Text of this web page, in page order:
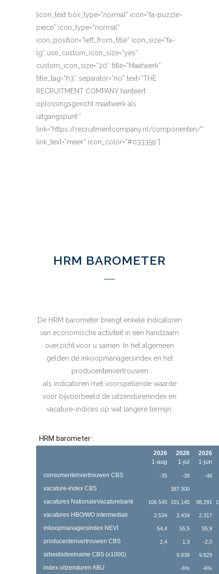
[icon_text box_type=”normal” icon=”fa-puzzle-
piece” icon_type=”normal”
icon_position=”left_from_title” icon_size=”fa-
lg” use_custom_icon_size=”yes”
custom_icon_size=”20″ title=”Maatwerk”
title_tag=”h3″ separator=”no” text=”THE
RECRUITMENT COMPANY hanteert
oplossingsgericht maatwerk als
uitgangspunt:”
link=”https://recruitmentcompany.nl/componenten/”
link_text=”meer” icon_color=”#033359″]
HRM BAROMETER
De HRM barometer brengt enkele indicatoren
van economische activiteit in een handzaam
overzicht voor u samen. In het algemeen
gelden de inkoopmanagersindex en het
producentenvertrouwen
als indicatoren met voorspellende waarde
voor bijvoorbeeld de uitzendurenindex en
vacature-indices op wat langere termijn.